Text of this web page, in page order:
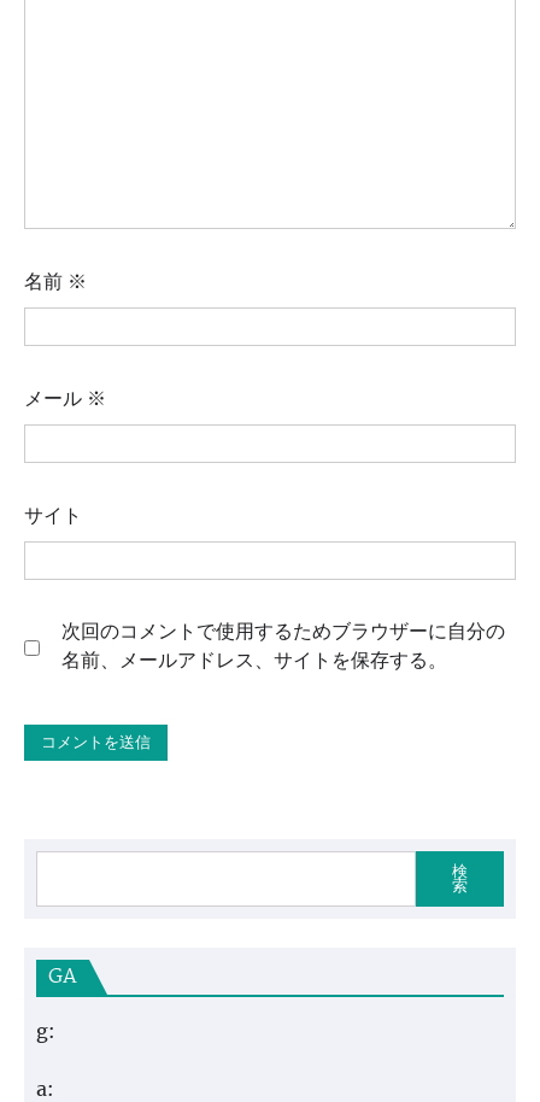
名前 ※
メール ※
サイト
次回のコメントで使用するためブラウザーに自分の
名前、メールアドレス、サイトを保存する。
検
索
GA
g:
a: